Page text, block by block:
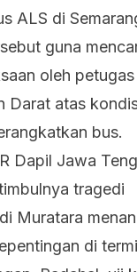
ALS di
guna
oleh
Darat atas
bus.
Dapil Jawa
tragedi
Muratara
di